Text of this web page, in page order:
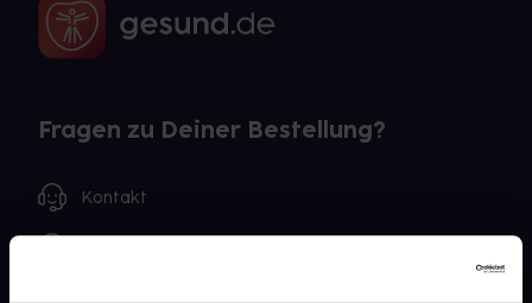
Fragen zu Deiner Bestellung?
Kontakt